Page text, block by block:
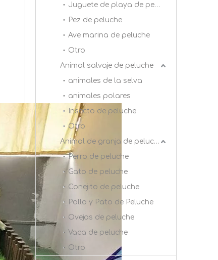
Juguete de playa de peluche
Pez de peluche
Ave marina de peluche
Otro
Animal salvaje de peluche
animales de la selva
animales polares
Insecto de peluche
Otro
Animal de granja de peluche
Perro de peluche
Gato de peluche
Conejito de peluche
Pollo y Pato de Peluche
Ovejas de peluche
Vaca de peluche
Otro